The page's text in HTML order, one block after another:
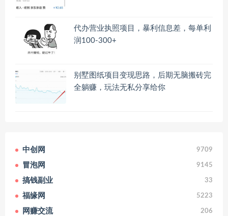
代办营业执照项目，暴利信息差，每单利
润100-300+
别墅图纸项目变现思路，后期无脑搬砖完
全躺赚，玩法无私分享给你
中创网 9709
冒泡网 9145
搞钱副业 33
福缘网 5223
网赚交流 206